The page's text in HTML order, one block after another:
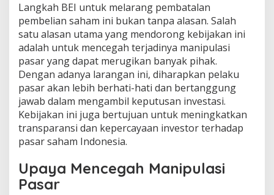
Langkah BEI untuk melarang pembatalan
pembelian saham ini bukan tanpa alasan. Salah
satu alasan utama yang mendorong kebijakan ini
adalah untuk mencegah terjadinya manipulasi
pasar yang dapat merugikan banyak pihak.
Dengan adanya larangan ini, diharapkan pelaku
pasar akan lebih berhati-hati dan bertanggung
jawab dalam mengambil keputusan investasi.
Kebijakan ini juga bertujuan untuk meningkatkan
transparansi dan kepercayaan investor terhadap
pasar saham Indonesia.
Upaya Mencegah Manipulasi
Pasar